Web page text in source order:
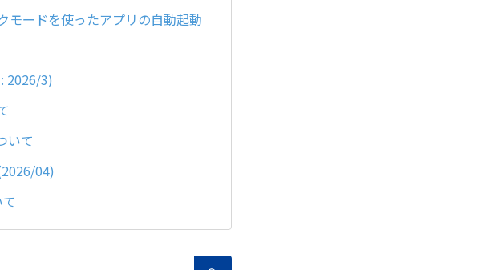
ードを使ったアプリの自動起動
2026/3)
いて
04)